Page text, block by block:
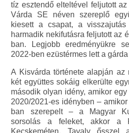
tíz esztendő elteltével feljutott
Várda SE néven szereplő
kiesett a csapat, a
harmadik nekifutásra feljutott az
ban. Legjobb eredményükre
2022-ben ezüstérmes lett a
A Kisvárda története alapján az
két együttes sokáig elkerülte
második olyan idény, amikor
2020/2021-es idényben –
ban szerepelt – a Magyar
sorsolás a feleket, akkor a